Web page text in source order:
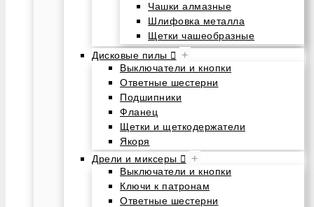
Чашки алмазные
Шлифовка металла
Щетки чашеобразные
Дисковые пилы
+
Выключатели и кнопки
Ответные шестерни
Подшипники
Фланец
Щетки и щеткодержатели
Якоря
Дрели и миксеры
+
Выключатели и кнопки
Ключи к патронам
Ответные шестерни